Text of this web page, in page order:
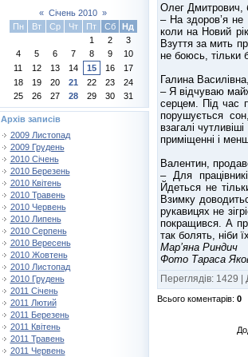
« Січень 2010 »
Пн
Вт Ср Чт Пт Сб
Нд
1
2
3
4
5 6 7 8 9
10
11
12 13 14 15 16
17
18
19 20 21 22 23
24
25
26 27 28 29 30 31
Архів записів
2009 Листопад
2009 Грудень
2010 Січень
2010 Березень
2010 Квітень
2010 Травень
2010 Червень
2010 Липень
2010 Серпень
2010 Вересень
2010 Жовтень
2010 Листопад
2010 Грудень
2011 Січень
2011 Лютий
2011 Березень
2011 Квітень
2011 Травень
2011 Червень
Олег Дмитрович,
– На здоров’я не
коли на Новий
Взуття за мить
не боюсь, тільки
Галина
– Я відчуваю
серцем. Під час
порушується
взагалі
приміщенні і
Валентин,
– Для
Йдеться не
Взимку
рукавицях не
покращився. А
так болять, ніби
Мар’яна Риндич
Фото Тараса
Переглядів: 1429 |
Всього коментарів: 0